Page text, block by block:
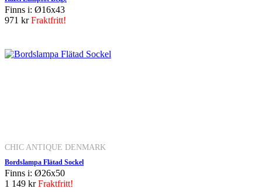
Finns i: Ø16x43
971 krFraktfritt!
CHIC ANTIQUE DENMARK
Bordslampa Flätad Sockel
Finns i: Ø26x50
1 149 krFraktfritt!